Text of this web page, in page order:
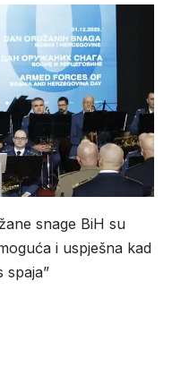
snage BiH su
i uspješna kad
spaja”